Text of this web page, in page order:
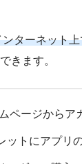
ターネット
きます。
ページからア
ットにアプリ